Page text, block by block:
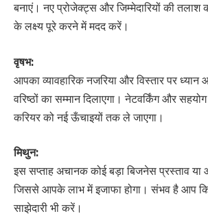
बनाएं। नए प्रोजेक्ट्स और जिम्मेदारियों की
के लक्ष्य पूरे करने में मदद करें।
वृषभ:
आपका व्यावहारिक नजरिया और विस्तार पर
वरिष्ठों का सम्मान दिलाएगा। नेटवर्किंग और
करियर को नई ऊँचाइयों तक ले जाएगा।
मिथुन:
इस सप्ताह अचानक कोई बड़ा बिजनेस प्रस्ताव या
जिससे आपके लाभ में इजाफा होगा। संभव है आप
साझेदारी भी करें।